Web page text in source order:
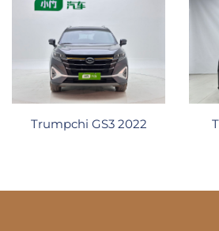
Trumpchi GS3 2022